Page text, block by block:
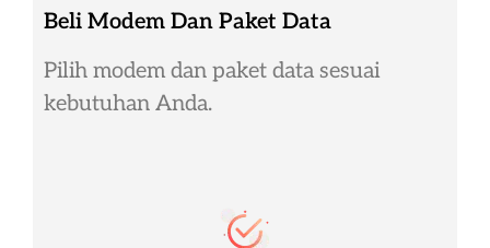
Beli Modem Dan Paket Data
Pilih modem dan paket data sesuai
kebutuhan Anda.